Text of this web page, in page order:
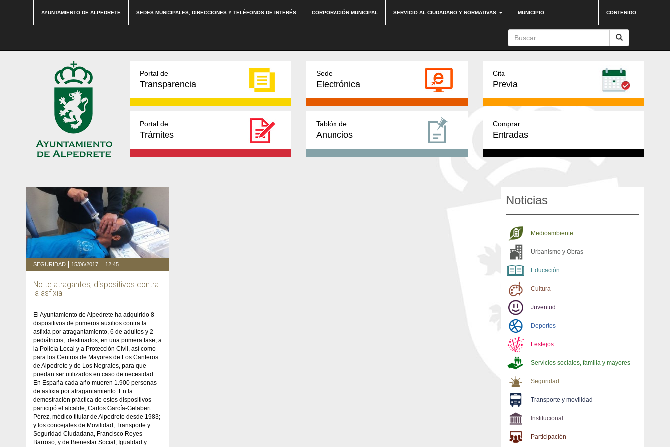
AYUNTAMIENTO DE ALPEDRETE SEDES MUNICIPALES, DIRECCIONES Y TELÉFONOS DE INTERÉS CORPORACIÓN MUNICIPAL SERVICIO AL CIUDADANO Y NORMATIVAS MUNICIPIO CONTENIDO
Portal de
Transparencia
Sede
Electrónica
Cita
Previa
Portal de
Trámites
Tablón de
Anuncios
Comprar
Entradas
SEGURIDAD 15/06/2017 12:45
No te atragantes, dispositivos contra
la asfixia
El Ayuntamiento de Alpedrete ha adquirido 8
dispositivos de primeros auxilios contra la
asfixia por atragantamiento, 6 de adultos y 2
pediátricos, destinados, en una primera fase, a
la Policía Local y a Protección Civil, así como
para los Centros de Mayores de Los Canteros
de Alpedrete y de Los Negrales, para que
puedan ser utilizados en caso de necesidad.
En España cada año mueren 1.900 personas
de asfixia por atragantamiento. En la
demostración práctica de estos dispositivos
participó el alcalde, Carlos García-Gelabert
Pérez, médico titular de Alpedrete desde 1983;
y los concejales de Movilidad, Transporte y
Seguridad Ciudadana, Francisco Reyes
Barroso; y de Bienestar Social, Igualdad y
Noticias
Medioambiente
Urbanismo y Obras
Educación
Cultura
Juventud
Deportes
Festejos
Servicios sociales, familia y mayores
Seguridad
Transporte y movilidad
Institucional
Participación